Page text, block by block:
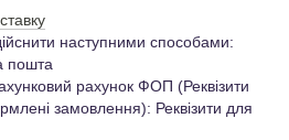
наступними способами:
пошта
рахунок ФОП (Реквізити
замовлення): Реквізити для